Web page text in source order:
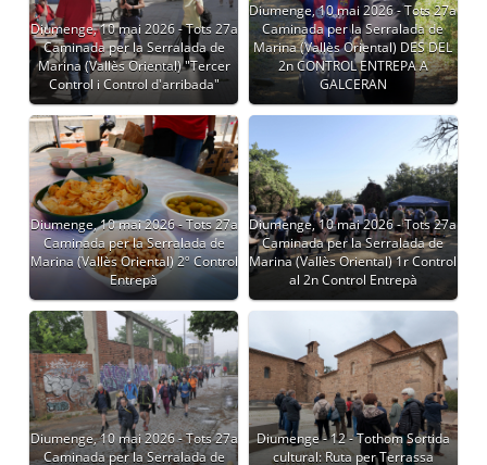
Diumenge, 10 mai 2026 - Tots 27a
Caminada per la Serralada de
Marina (Vallès Oriental) "Tercer
Control i Control d'arribada"
Diumenge, 10 mai 2026 - Tots 27a
Caminada per la Serralada de
Marina (Vallès Oriental) DES DEL
2n CONTROL ENTREPA A
GALCERAN
Diumenge, 10 mai 2026 - Tots 27a
Caminada per la Serralada de
Marina (Vallès Oriental) 2º Control
Entrepà
Diumenge, 10 mai 2026 - Tots 27a
Caminada per la Serralada de
Marina (Vallès Oriental) 1r Control
al 2n Control Entrepà
Diumenge, 10 mai 2026 - Tots 27a
Caminada per la Serralada de
Diumenge - 12 - Tothom Sortida
cultural: Ruta per Terrassa